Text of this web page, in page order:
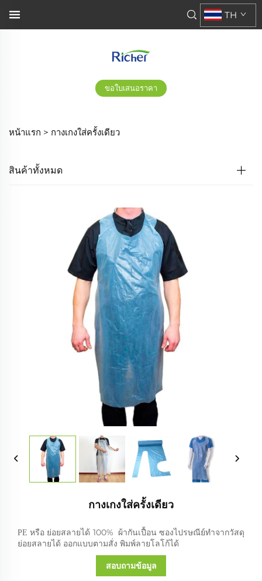
ขอใบเสนอราคา
TH
หน้าแรก > กางเกงใส่ครั้งเดียว
สินค้าทั้งหมด
กางเกงใส่ครั้งเดียว
PE หรือ ย่อยสลายได้ 100% ผ้ากันเปื้อนซองไปรษณีย์ทำจากวัสดุ
ย่อยสลายได้ ออกแบบตามสั่ง พิมพ์ลายโลโก้ได้
สอบถามข้อมูล